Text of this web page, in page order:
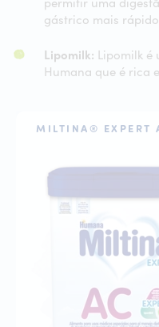
gástrico mais
Lipomilk: Lipomilk é
Humana que é rica
MILTINA® EXPERT